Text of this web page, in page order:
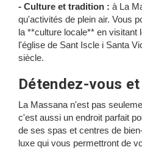
- Culture et tradition : à La
qu'activités de plein air. Vous
la **culture locale** en visitant
l'église de Sant Iscle i Santa
siècle.
Détendez-vous
La Massana n'est pas
c'est aussi un endroit parfait
de ses spas et centres de
luxe qui vous permettront de